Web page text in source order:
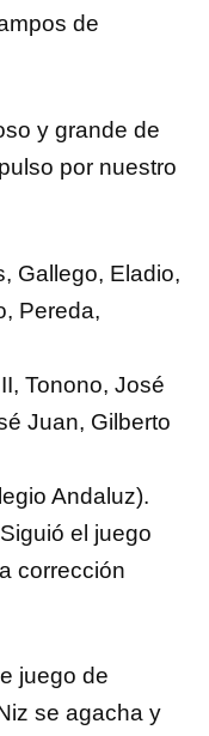
de
y grande de
por nuestro
Gallego, Eladio,
Pereda,
Tonono, José
Juan, Gilberto
Andaluz).
el juego
corrección
juego de
se agacha y